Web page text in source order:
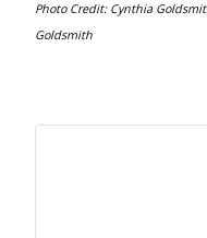
Photo Credit: Cynthia
Goldsmith